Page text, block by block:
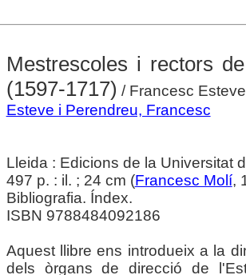
Mestrescoles i rectors
(1597-1717) / Francesc
Esteve i Perendreu, Francesc
Lleida : Edicions de la Universitat
497 p. : il. ; 24 cm (Francesc Molí,
Bibliografia. Índex.
ISBN 9788484092186
Aquest llibre ens introdueix a la
dels òrgans de direcció de